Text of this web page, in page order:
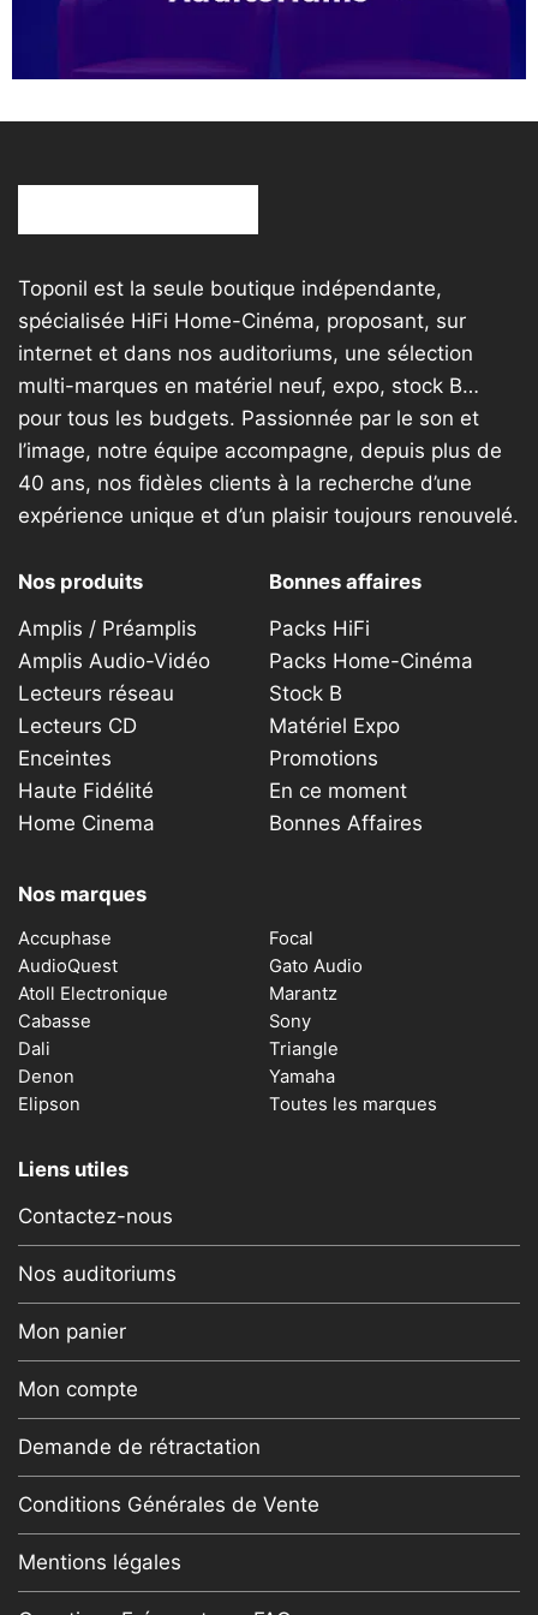
Toponil est la seule boutique indépendante,
spécialisée HiFi Home-Cinéma, proposant, sur
internet et dans nos auditoriums, une sélection
multi-marques en matériel neuf, expo, stock B…
pour tous les budgets. Passionnée par le son et
l’image, notre équipe accompagne, depuis plus de
40 ans, nos fidèles clients à la recherche d’une
expérience unique et d’un plaisir toujours renouvelé.
Nos produits
Amplis / Préamplis
Amplis Audio-Vidéo
Lecteurs réseau
Lecteurs CD
Enceintes
Haute Fidélité
Home Cinema
Bonnes affaires
Packs HiFi
Packs Home-Cinéma
Stock B
Matériel Expo
Promotions
En ce moment
Bonnes Affaires
Nos marques
Accuphase
AudioQuest
Atoll Electronique
Cabasse
Dali
Denon
Elipson
Focal
Gato Audio
Marantz
Sony
Triangle
Yamaha
Toutes les marques
Liens utiles
Contactez-nous
Nos auditoriums
Mon panier
Mon compte
Demande de rétractation
Conditions Générales de Vente
Mentions légales